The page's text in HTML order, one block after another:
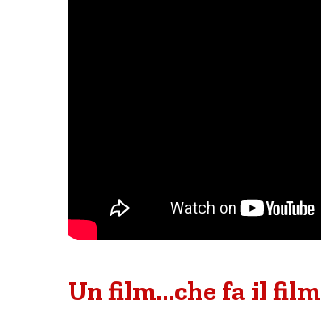
Un film…che fa il film